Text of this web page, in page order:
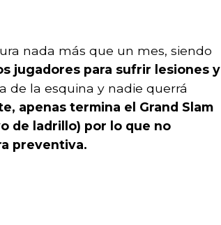
nada más que un mes, siendo
jugadores para sufrir lesiones y
de la esquina y nadie querrá
apenas termina el Grand Slam
de ladrillo) por lo que no
preventiva.